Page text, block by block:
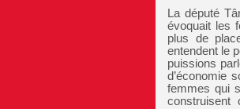
La député
évoquait les
plus de
entendent le
puissions
d’économie
femmes qui